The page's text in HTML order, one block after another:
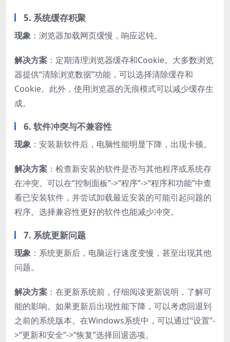
5. 系统缓存积聚
现象 ：浏览器加载网页缓慢，响应迟钝。
解决方案 ：定期清理浏览器缓存和Cookie。大多数浏览
器提供“清除浏览数据”功能，可以选择清除缓存和
Cookie。此外，使用浏览器的无痕模式可以减少缓存生
成。
6. 软件冲突与不兼容性
现象 ：安装新软件后，电脑性能明显下降，出现卡顿。
解决方案 ：检查新安装的软件是否与其他程序或系统存
在冲突。可以在“控制面板”->“程序”->“程序和功能”中查
看已安装软件，并尝试卸载最近安装的可能引起问题的
程序。选择兼容性更好的软件也能减少冲突。
7. 系统更新问题
现象 ：系统更新后，电脑运行速度变慢，甚至出现其他
问题。
解决方案 ：在更新系统前，仔细阅读更新说明，了解可
能的影响。如果更新后出现性能下降，可以考虑回退到
之前的系统版本。在Windows系统中，可以通过“设置”-
>“更新和安全”->“恢复”选择回退选项。